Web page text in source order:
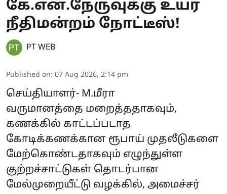
கே.என்.நேருவுக்கு உயர்
நீதிமன்றம் நோட்டீஸ்!
PT WEB
Published on: 07 Aug 2026, 2:14 pm
செய்தியாளர்- M.மீரா
வருமானத்தை மறைத்ததாகவும்,
கணக்கில் காட்டப்படாத
கோடிக்கணக்கான ரூபாய் முதலீடுகளை
மேற்கொண்டதாகவும் எழுந்துள்ள
குற்றச்சாட்டுகள் தொடர்பான
மேல்முறையீட்டு வழக்கில், அமைச்சர்